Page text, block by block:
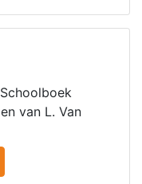
van L. Van